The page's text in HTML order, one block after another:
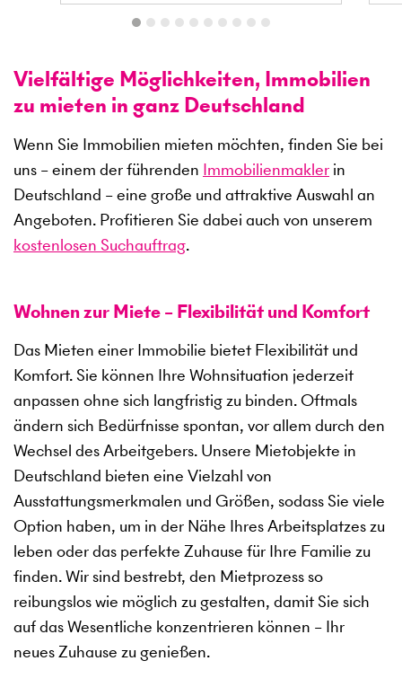
Vielfältige Möglichkeiten, Immobilien
zu mieten in ganz Deutschland
Wenn Sie Immobilien mieten möchten, finden Sie bei
uns – einem der führenden Immobilienmakler in
Deutschland – eine große und attraktive Auswahl an
Angeboten. Profitieren Sie dabei auch von unserem
kostenlosen Suchauftrag.
Wohnen zur Miete – Flexibilität und Komfort
Das Mieten einer Immobilie bietet Flexibilität und
Komfort. Sie können Ihre Wohnsituation jederzeit
anpassen ohne sich langfristig zu binden. Oftmals
ändern sich Bedürfnisse spontan, vor allem durch den
Wechsel des Arbeitgebers. Unsere Mietobjekte in
Deutschland bieten eine Vielzahl von
Ausstattungsmerkmalen und Größen, sodass Sie viele
Option haben, um in der Nähe Ihres Arbeitsplatzes zu
leben oder das perfekte Zuhause für Ihre Familie zu
finden. Wir sind bestrebt, den Mietprozess so
reibungslos wie möglich zu gestalten, damit Sie sich
auf das Wesentliche konzentrieren können – Ihr
neues Zuhause zu genießen.